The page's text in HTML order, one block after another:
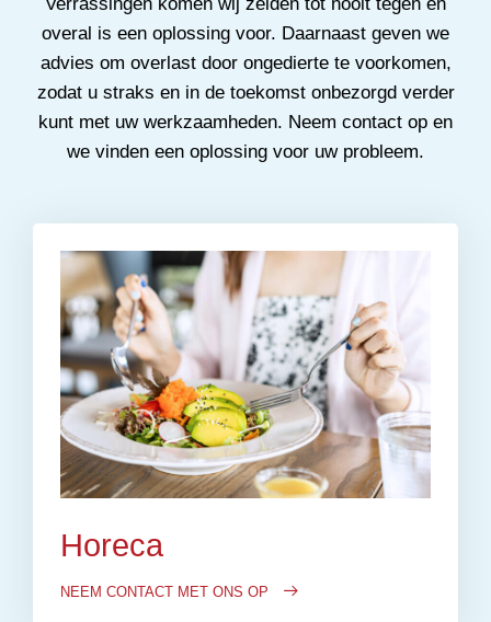
overal is een oplossing voor. Daarnaast geven we
advies om overlast door ongedierte te voorkomen,
zodat u straks en in de toekomst onbezorgd verder
kunt met uw werkzaamheden. Neem contact op en
we vinden een oplossing voor uw probleem.
Horeca
NEEM CONTACT MET ONS OP